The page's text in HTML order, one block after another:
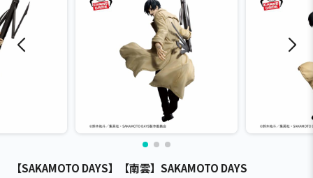
【SAKAMOTO DAYS】【南雲】SAKAMOTO DAYS